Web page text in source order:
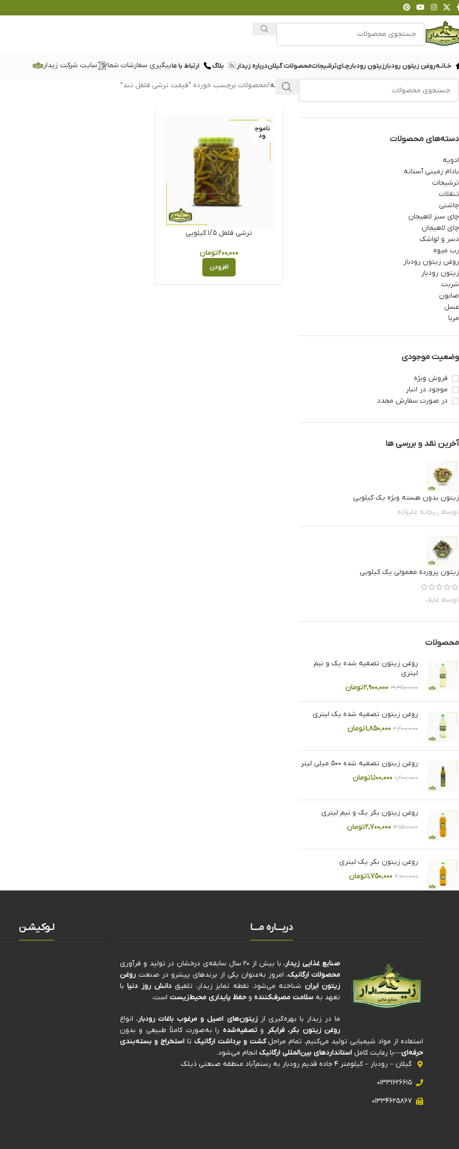
خـانـهروغن زیتون رودبارزیتون رودبارچـایترشیجاتمحصولات گیلاندرباره زیدار بلاگ ارتباط با ماپیگیری سفارشات شما سایت شرکت زیدار
دسته‌های محصولات
ادویه
بادام زمینی آستانه
ترشیجات
تنقلات
چاشنی
چای سبز لاهیجان
چای لاهیجان
دسر و لواشک
رب میوه
روغن زیتون رودبار
زیتون رودبار
شربت
صابون
عسل
مربا
وضعیت موجودی
فروش ویژه
موجود در انبار
در صورت سفارش مجدد
آخرین نقد و بررسی ها
زیتون بدون هسته ویژه یک کیلویی
توسط ریحانه علیزاده
زیتون پرورده معمولی یک کیلویی
توسط عارف
محصولات
روغن زیتون تصفیه شده یک و نیم
لیتری
۳,۳۵۰,۰۰۰ ۲,۹۰۰,۰۰۰تومان
روغن زیتون تصفیه شده یک لیتری
۲,۲۰۰,۰۰۰ ۱,۸۵۰,۰۰۰تومان
روغن زیتون تصفیه شده ۵۰۰ میلی لیتر
۱,۲۰۰,۰۰۰ ۱,۱۰۰,۰۰۰تومان
روغن زیتون بکر یک و نیم لیتری
۳,۱۵۰,۰۰۰ ۲,۷۰۰,۰۰۰تومان
روغن زیتون بکر یک لیتری
۲,۱۰۰,۰۰۰ ۱,۷۵۰,۰۰۰تومان
خانه محصولات برچسب خورده “قیمت ترشی فلفل تند”
ناموج
ود
ترشی فلفل ۱/۵ کیلویی
۲۰۰,۰۰۰تومان
افزودن
دربـــاره مـــا
صنایع غذایی زیدار، با بیش از ۲۰ سال سابقه‌ی درخشان در تولید و فرآوری
محصولات ارگانیک، امروز به‌عنوان یکی از برندهای پیشرو در صنعت روغن
زیتون ایران شناخته می‌شود. نقطه تمایز زیدار، تلفیق دانش روز دنیابا
تعهد به سلامت مصرف‌کننده و حفظ پایداری محیط‌زیست است.
ما در زیدار با بهره‌گیری اززیتون‌های اصیل و مرغوب باغات رودبار، انواع
روغن زیتون بکر، فرابکر وتصفیه‌شده را به‌صورت کاملاً طبیعی و بدون
استفاده از مواد شیمیایی تولید می‌کنیم. تمام مراحلکشت و برداشت ارگانیک تااستخراج و بسته‌بندی
حرفه‌ای—با رعایت کامل استانداردهای بین‌المللی ارگانیک انجام می‌شود.
گیلان – رودبار – کیلومتر ۴ جاده قدیم رودبار به رستم‌آباد منطقه صنعتی ذیلک
۰۱۳۳۱۶۲۶۶۱۵
۰۱۳۳۴۶۲۵۸۶۷
لـوکیشـن